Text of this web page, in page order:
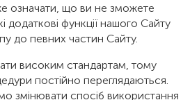
означати, що ви не зможете
додаткові функції нашого Сайту
до певних частин Сайту.
високим стандартам, тому
постійно переглядаються.
змінювати спосіб використання